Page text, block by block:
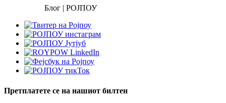
Блог | РОЈПОУ
Претплатете се на нашиот билтен